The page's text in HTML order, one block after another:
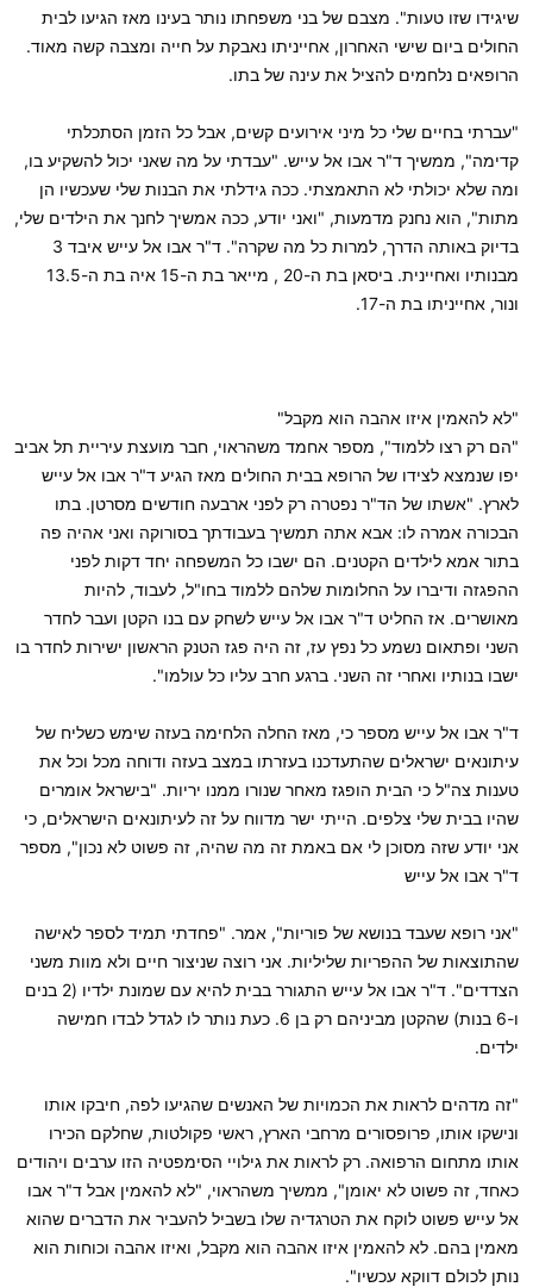
שיגידו שזו טעות". מצבם של בני משפחתו נותר בעינו מאז הגיעו לבית
החולים ביום שישי האחרון, אחייניתו נאבקת על חייה ומצבה קשה מאוד.
הרופאים נלחמים להציל את עינה של בתו.
"עברתי בחיים שלי כל מיני אירועים קשים, אבל כל הזמן הסתכלתי
קדימה", ממשיך ד"ר אבו אל עייש. "עבדתי על מה שאני יכול להשקיע בו,
ומה שלא יכולתי לא התאמצתי. ככה גידלתי את הבנות שלי שעכשיו הן
מתות", הוא נחנק מדמעות, "ואני יודע, ככה אמשיך לחנך את הילדים שלי,
בדיוק באותה הדרך, למרות כל מה שקרה". ד"ר אבו אל עייש איבד 3
מבנותיו ואחיינית. ביסאן בת ה-20 , מייאר בת ה-15 איה בת ה-13.5
ונור, אחייניתו בת ה-17.
"לא להאמין איזו אהבה הוא מקבל"
"הם רק רצו ללמוד", מספר אחמד משהראוי, חבר מועצת עיריית תל אביב
יפו שנמצא לצידו של הרופא בבית החולים מאז הגיע ד"ר אבו אל עייש
לארץ. "אשתו של הד"ר נפטרה רק לפני ארבעה חודשים מסרטן. בתו
הבכורה אמרה לו: אבא אתה תמשיך בעבודתך בסורוקה ואני אהיה פה
בתור אמא לילדים הקטנים. הם ישבו כל המשפחה יחד דקות לפני
ההפגזה ודיברו על החלומות שלהם ללמוד בחו"ל, לעבוד, להיות
מאושרים. אז החליט ד"ר אבו אל עייש לשחק עם בנו הקטן ועבר לחדר
השני ופתאום נשמע כל נפץ עז, זה היה פגז הטנק הראשון ישירות לחדר בו
ישבו בנותיו ואחרי זה השני. ברגע חרב עליו כל עולמו".
ד"ר אבו אל עייש מספר כי, מאז החלה הלחימה בעזה שימש כשליח של
עיתונאים ישראלים שהתעדכנו בעזרתו במצב בעזה ודוחה מכל וכל את
טענות צה"ל כי הבית הופגז מאחר שנורו ממנו יריות. "בישראל אומרים
שהיו בבית שלי צלפים. הייתי ישר מדווח על זה לעיתונאים הישראלים, כי
אני יודע שזה מסוכן לי אם באמת זה מה שהיה, זה פשוט לא נכון", מספר
ד"ר אבו אל עייש
"אני רופא שעבד בנושא של פוריות", אמר. "פחדתי תמיד לספר לאישה
שהתוצאות של ההפריות שליליות. אני רוצה שניצור חיים ולא מוות משני
הצדדים". ד"ר אבו אל עייש התגורר בבית להיא עם שמונת ילדיו (2 בנים
ו-6 בנות) שהקטן מביניהם רק בן 6. כעת נותר לו לגדל לבדו חמישה
ילדים.
"זה מדהים לראות את הכמויות של האנשים שהגיעו לפה, חיבקו אותו
ונישקו אותו, פרופסורים מרחבי הארץ, ראשי פקולטות, שחלקם הכירו
אותו מתחום הרפואה. רק לראות את גילויי הסימפטיה הזו ערבים ויהודים
כאחד, זה פשוט לא יאומן", ממשיך משהראוי, "לא להאמין אבל ד"ר אבו
אל עייש פשוט לוקח את הטרגדיה שלו בשביל להעביר את הדברים שהוא
מאמין בהם. לא להאמין איזו אהבה הוא מקבל, ואיזו אהבה וכוחות הוא
נותן לכולם דווקא עכשיו".